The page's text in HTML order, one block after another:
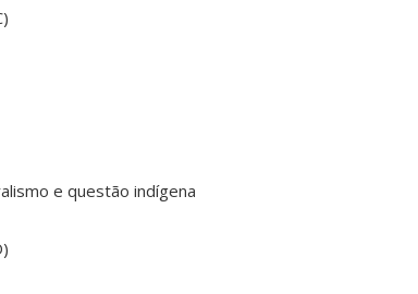
e questão indígena